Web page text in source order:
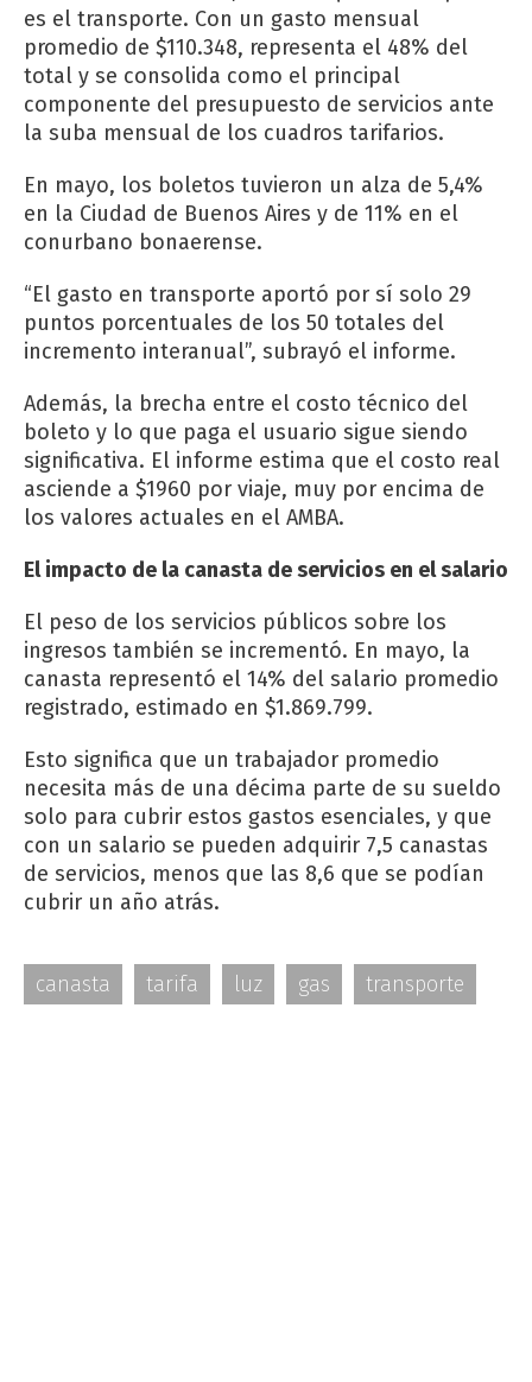
es el transporte. Con un gasto mensual
promedio de $110.348, representa el 48% del
total y se consolida como el principal
componente del presupuesto de servicios ante
la suba mensual de los cuadros tarifarios.
En mayo, los boletos tuvieron un alza de 5,4%
en la Ciudad de Buenos Aires y de 11% en el
conurbano bonaerense.
“El gasto en transporte aportó por sí solo 29
puntos porcentuales de los 50 totales del
incremento interanual”, subrayó el informe.
Además, la brecha entre el costo técnico del
boleto y lo que paga el usuario sigue siendo
significativa. El informe estima que el costo real
asciende a $1960 por viaje, muy por encima de
los valores actuales en el AMBA.
El impacto de la canasta de servicios en el salario
El peso de los servicios públicos sobre los
ingresos también se incrementó. En mayo, la
canasta representó el 14% del salario promedio
registrado, estimado en $1.869.799.
Esto significa que un trabajador promedio
necesita más de una décima parte de su sueldo
solo para cubrir estos gastos esenciales, y que
con un salario se pueden adquirir 7,5 canastas
de servicios, menos que las 8,6 que se podían
cubrir un año atrás.
canasta tarifa luz gas transporte